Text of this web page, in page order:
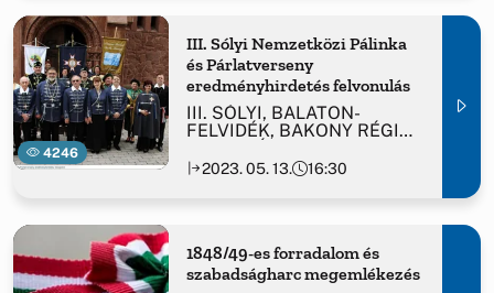
4246
III. Sólyi Nemzetközi Pálinka
és Párlatverseny
eredményhirdetés felvonulás
III. SÓLYI, BALATON-
FELVIDÉK, BAKONY RÉGIÓ,
Pálinka- és párlatverseny
LOVAGRENDI FELVONULÁS
2023. 05. 13. 16:30
1848/49-es forradalom és
szabadságharc megemlékezés